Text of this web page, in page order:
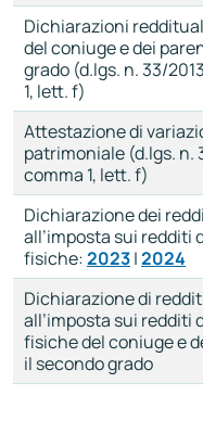
Dichiarazioni
del coniuge e dei
grado (d.lgs. n. 33/
1, lett. f)
Attestazione di
patrimoniale (d.lgs. n.
comma 1, lett. f)
Dichiarazione dei
all’imposta sui redditi
fisiche:2023|2024
Dichiarazione di
all’imposta sui redditi
fisiche del coniuge e
il secondo grado